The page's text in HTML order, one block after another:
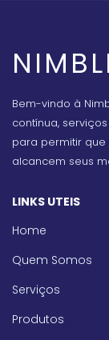
Bem-vindo à
contínua,
para permitir
alcancem seus
LINKS UTEIS
Home
Quem Somos
Serviços
Produtos